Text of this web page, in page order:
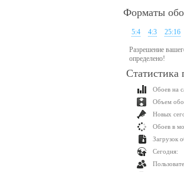
Форматы
5:4 4:3 25:16
Разрешение
определено!
Статистика
Обоев на
Объем
Новых
Обоев в
Загрузок
Сегодня: